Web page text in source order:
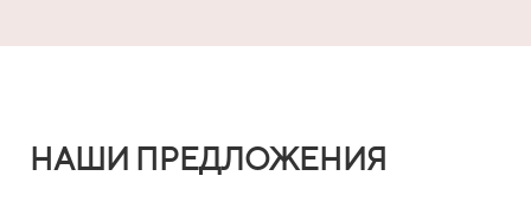
НАШИ ПРЕДЛОЖЕНИЯ